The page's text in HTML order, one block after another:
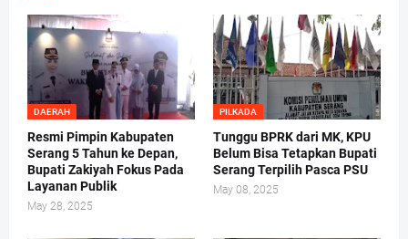
DAERAH
Resmi Pimpin Kabupaten
Serang 5 Tahun ke Depan,
Bupati Zakiyah Fokus Pada
Layanan Publik
May 28, 2025
PILKADA
Tunggu BPRK dari MK, KPU
Belum Bisa Tetapkan Bupati
Serang Terpilih Pasca PSU
May 08, 2025